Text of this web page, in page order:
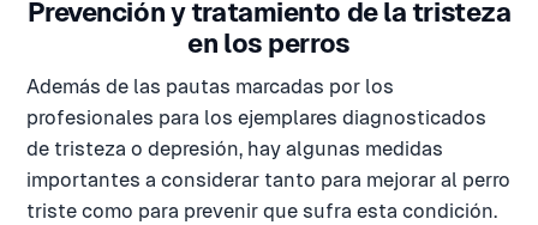
Prevención y tratamiento de la tristeza
en los perros
Además de las pautas marcadas por los
profesionales para los ejemplares diagnosticados
de tristeza o depresión, hay algunas medidas
importantes a considerar tanto para mejorar al perro
triste como para prevenir que sufra esta condición.